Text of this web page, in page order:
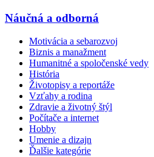
Náučná a odborná
Motivácia a sebarozvoj
Biznis a manažment
Humanitné a spoločenské vedy
História
Životopisy a reportáže
Vzťahy a rodina
Zdravie a životný štýl
Počítače a internet
Hobby
Umenie a dizajn
Ďalšie kategórie